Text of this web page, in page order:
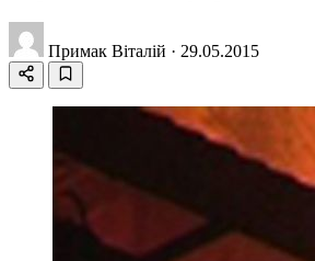
Примак Віталій · 29.05.2015